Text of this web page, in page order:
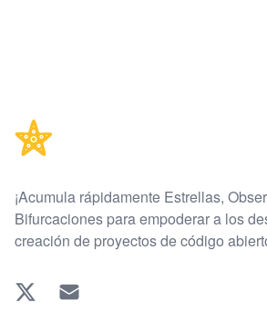
¡Acumula rápidamente Estrellas,
Bifurcaciones para empoderar a los
creación de proyectos de código
Twitter EMAIL